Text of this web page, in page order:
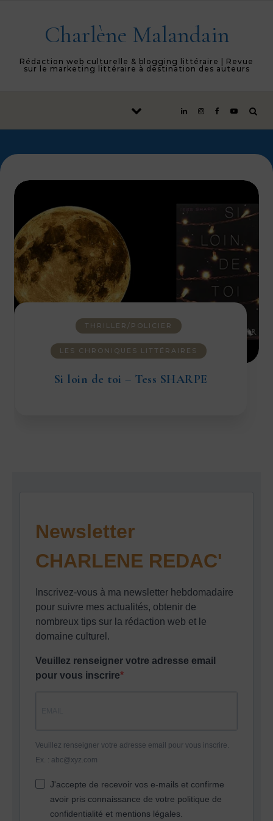
Charlène Malandain
Rédaction web culturelle & blogging littéraire | Revue
sur le marketing littéraire à destination des auteurs
THRILLER/POLICIER
LES CHRONIQUES LITTÉRAIRES
Si loin de toi – Tess SHARPE
Newsletter
CHARLENE REDAC'
Inscrivez-vous à ma newsletter hebdomadaire
pour suivre mes actualités, obtenir de
nombreux tips sur la rédaction web et le
domaine culturel.
Veuillez renseigner votre adresse email
pour vous inscrire
Veuillez renseigner votre adresse email pour vous inscrire.
Ex. : abc@xyz.com
J'accepte de recevoir vos e-mails et confirme
avoir pris connaissance de votre politique de
confidentialité et mentions légales.